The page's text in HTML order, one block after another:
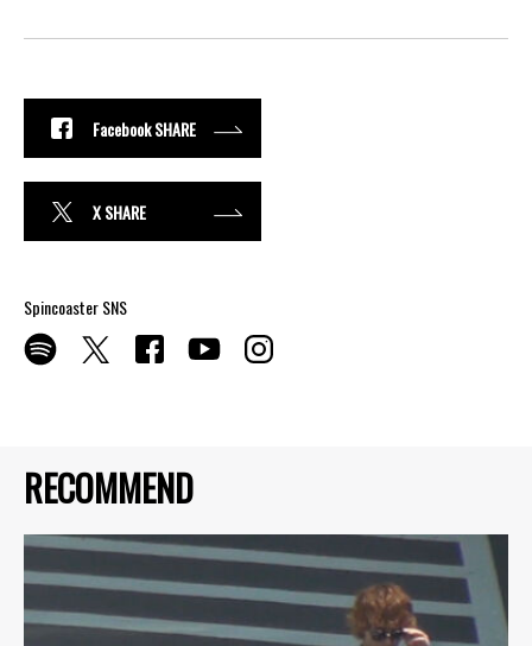
RECOMMEND
Facebook SHARE
X SHARE
Spincoaster SNS